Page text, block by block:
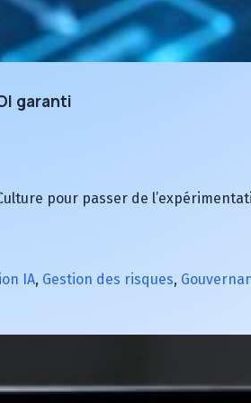
garanti
pour passer de
IA, Gestion des risques,